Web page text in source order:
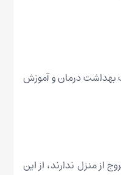
بهداشت درمان و آموزش
از منزل ندارند، از این